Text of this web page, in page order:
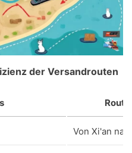
der Versandrouten
Von Xi'an